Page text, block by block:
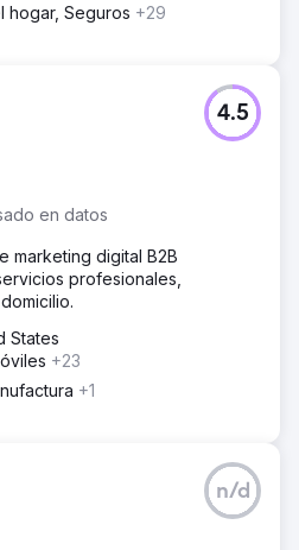
aumento del 344% en el
hogar, Seguros +29
en datos
4.5
marketing digital B2B
profesionales,
States
+23
+1
n/d